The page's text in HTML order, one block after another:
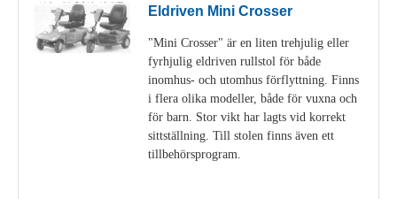
Eldriven Mini Crosser
"Mini Crosser" är en liten trehjulig eller
fyrhjulig eldriven rullstol för både
inomhus- och utomhus förflyttning. Finns
i flera olika modeller, både för vuxna och
för barn. Stor vikt har lagts vid korrekt
sittställning. Till stolen finns även ett
tillbehörsprogram.